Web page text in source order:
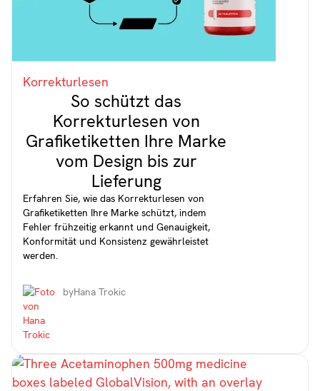
Korrekturlesen
So schützt das
Korrekturlesen von
Grafiketiketten Ihre Marke
vom Design bis zur
Lieferung
Erfahren Sie, wie das Korrekturlesen von
Grafiketiketten Ihre Marke schützt, indem
Fehler frühzeitig erkannt und Genauigkeit,
Konformität und Konsistenz gewährleistet
werden.
byHana Trokic